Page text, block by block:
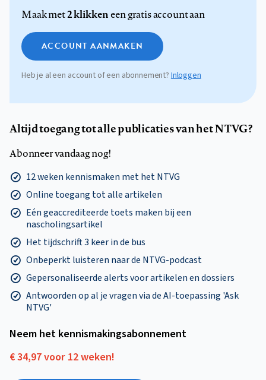
Maak met2 klikkeneen gratis account aan
ACCOUNT AANMAKEN
Heb je al een account of een abonnement? Inloggen
Altijd toegang tot alle publicaties van het NTVG?
Abonneer vandaag nog!
12 weken kennismaken met het NTVG
Online toegang tot alle artikelen
Eén geaccrediteerde toets maken bij een
nascholingsartikel
Het tijdschrift 3 keer in de bus
Onbeperkt luisteren naar de NTVG-podcast
Gepersonaliseerde alerts voor artikelen en dossiers
Antwoorden op al je vragen via de AI-toepassing 'Ask
NTVG'
Neem het kennismakings­abonnement
€ 34,97 voor 12 weken!